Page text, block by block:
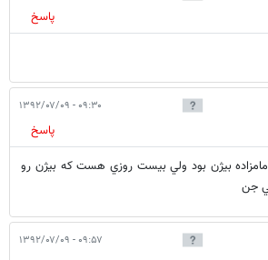
پاسخ
۰۹:۳۰ - ۱۳۹۲/۰۷/۰۹
پاسخ
بيژن بود ولي بيست روزي هست كه بيژن رو
جن
۰۹:۵۷ - ۱۳۹۲/۰۷/۰۹